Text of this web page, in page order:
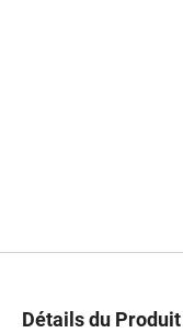
Détails du Produit